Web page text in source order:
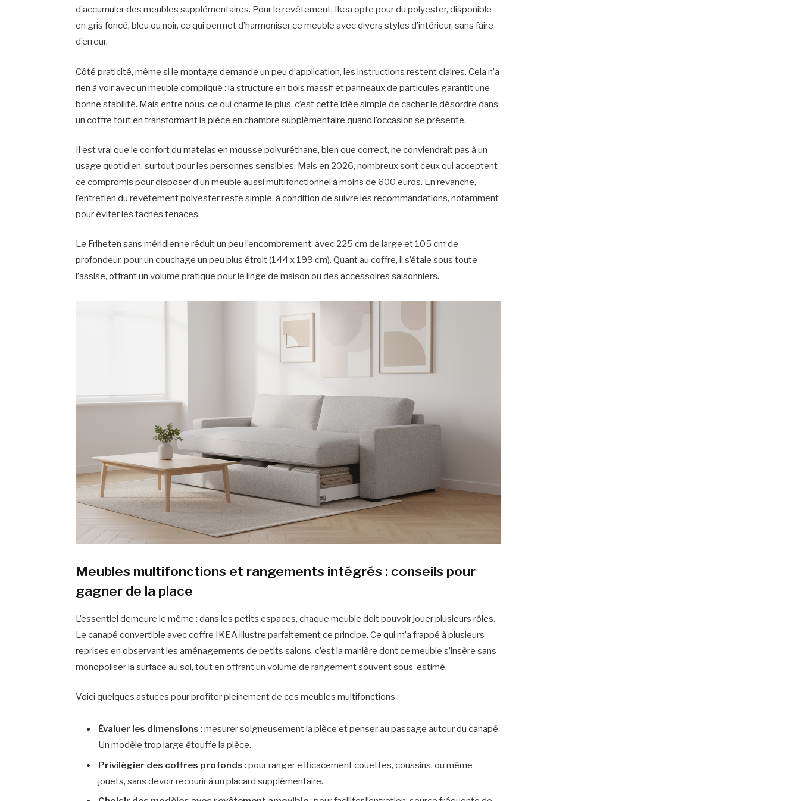
d’accumuler des meubles supplémentaires. Pour le revêtement, Ikea opte pour du polyester, disponible
en gris foncé, bleu ou noir, ce qui permet d’harmoniser ce meuble avec divers styles d’intérieur, sans faire
d’erreur.
Côté praticité, même si le montage demande un peu d’application, les instructions restent claires. Cela n’a
rien à voir avec un meuble compliqué : la structure en bois massif et panneaux de particules garantit une
bonne stabilité. Mais entre nous, ce qui charme le plus, c’est cette idée simple de cacher le désordre dans
un coffre tout en transformant la pièce en chambre supplémentaire quand l’occasion se présente.
Il est vrai que le confort du matelas en mousse polyuréthane, bien que correct, ne conviendrait pas à un
usage quotidien, surtout pour les personnes sensibles. Mais en 2026, nombreux sont ceux qui acceptent
ce compromis pour disposer d’un meuble aussi multifonctionnel à moins de 600 euros. En revanche,
l’entretien du revêtement polyester reste simple, à condition de suivre les recommandations, notamment
pour éviter les taches tenaces.
Le Friheten sans méridienne réduit un peu l’encombrement, avec 225 cm de large et 105 cm de
profondeur, pour un couchage un peu plus étroit (144 x 199 cm). Quant au coffre, il s’étale sous toute
l’assise, offrant un volume pratique pour le linge de maison ou des accessoires saisonniers.
Meubles multifonctions et rangements intégrés : conseils pour
gagner de la place
L’essentiel demeure le même : dans les petits espaces, chaque meuble doit pouvoir jouer plusieurs rôles.
Le canapé convertible avec coffre IKEA illustre parfaitement ce principe. Ce qui m’a frappé à plusieurs
reprises en observant les aménagements de petits salons, c’est la manière dont ce meuble s’insère sans
monopoliser la surface au sol, tout en offrant un volume de rangement souvent sous-estimé.
Voici quelques astuces pour profiter pleinement de ces meubles multifonctions :
Évaluer les dimensions : mesurer soigneusement la pièce et penser au passage autour du canapé.
Un modèle trop large étouffe la pièce.
Privilégier des coffres profonds : pour ranger efficacement couettes, coussins, ou même
jouets, sans devoir recourir à un placard supplémentaire.